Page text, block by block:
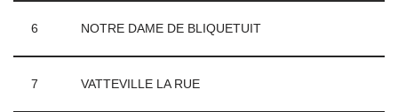
6 NOTRE DAME DE BLIQUETUIT
7 VATTEVILLE LA RUE